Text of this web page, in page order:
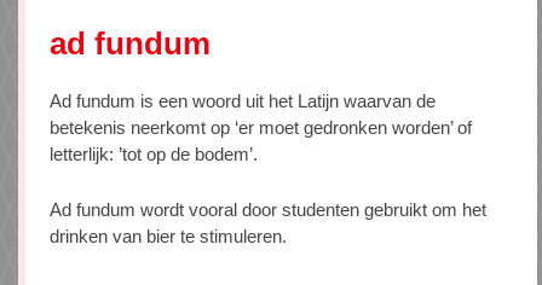
ad fundum
Ad fundum is een woord uit het Latijn waarvan de
betekenis neerkomt op ‘er moet gedronken worden’ of
letterlijk: ’tot op de bodem’.
Ad fundum wordt vooral door studenten gebruikt om het
drinken van bier te stimuleren.